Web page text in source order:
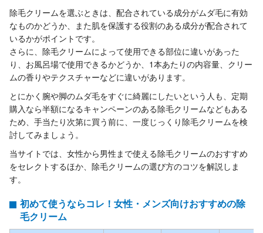
除毛クリームを選ぶときは、配合されている成分がムダ毛に有効
なものかどうか、また肌を保護する役割のある成分が配合されて
いるかがポイントです。
さらに、除毛クリームによって使用できる部位に違いがあった
り、お風呂場で使用できるかどうか、1本あたりの内容量、クリー
ムの香りやテクスチャーなどに違いがあります。
とにかく腕や脚のムダ毛をすぐに綺麗にしたいという人も、定期
購入なら半額になるキャンペーンのある除毛クリームなどもある
ため、手当たり次第に買う前に、一度じっくり除毛クリームを検
討してみましょう。
当サイトでは、女性から男性まで使える除毛クリームのおすすめ
をセレクトするほか、除毛クリームの選び方のコツを解説しま
す。
初めて使うならコレ！女性・メンズ向けおすすめの除
毛クリーム